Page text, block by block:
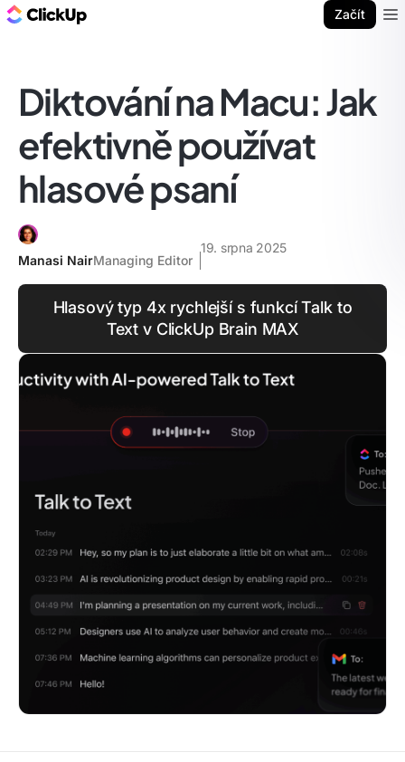
Začít
Diktování na Macu: Jak
efektivně používat
hlasové psaní
Manasi NairManaging Editor
19. srpna 2025
Hlasový typ 4x rychlejší s funkcí Talk to
Text v ClickUp Brain MAX